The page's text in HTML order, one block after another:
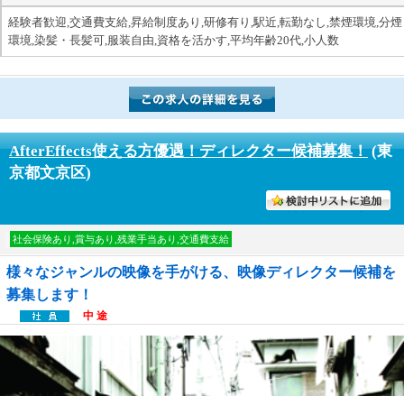
経験者歓迎,交通費支給,昇給制度あり,研修有り,駅近,転勤なし,禁煙環境,分煙
環境,染髪・長髪可,服装自由,資格を活かす,平均年齢20代,小人数
AfterEffects使える方優遇！ディレクター候補募集！(東
京都文京区)
社会保険あり,賞与あり,残業手当あり,交通費支給
様々なジャンルの映像を手がける、映像ディレクター候補を
募集します！
中 途